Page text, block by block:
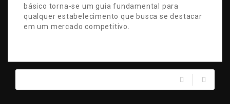
básico torna-se um guia fundamental para
qualquer estabelecimento que busca se destacar
em um mercado competitivo.